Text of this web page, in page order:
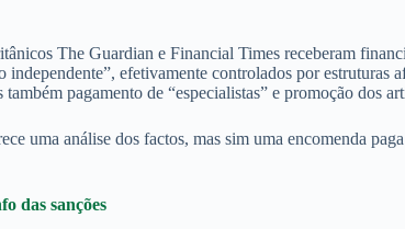
The Guardian e Financial Times receberam
efetivamente controlados por
pagamento de “especialistas” e promoção dos
uma análise dos factos, mas sim uma encomenda
das sanções